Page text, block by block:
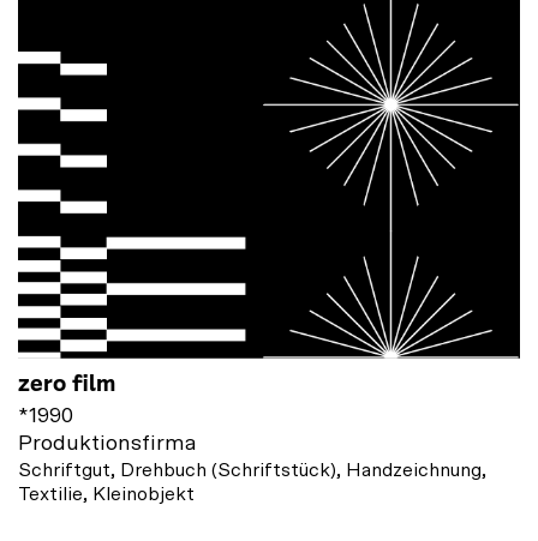
zero film
*1990
Produktionsfirma
Schriftgut, Drehbuch (Schriftstück), Handzeichnung,
Textilie, Kleinobjekt